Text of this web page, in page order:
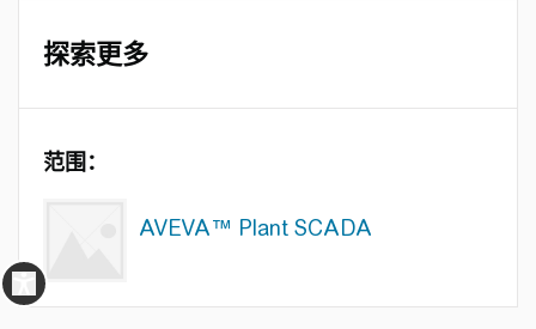
探索更多
范围：
AVEVA™ Plant SCADA